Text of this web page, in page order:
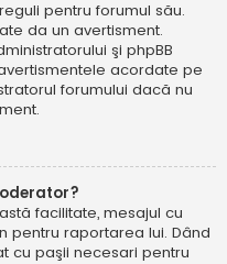
pentru forumul său.
da un avertisment.
şi phpBB
acordate pe
forumului dacă nu
facilitate, mesajul cu
pentru raportarea lui. Dând
cu paşii necesari pentru